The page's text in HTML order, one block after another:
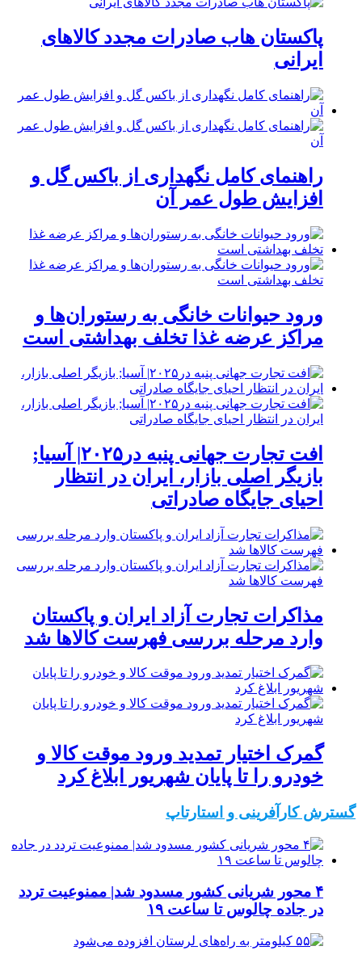
پاکستان هاب صادرات مجدد کالاهای
ایرانی
راهنمای کامل نگهداری از باکس گل و
افزایش طول عمر آن
ورود حیوانات خانگی به رستوران‌ها و
مراکز عرضه غذا تخلف بهداشتی است
افت تجارت جهانی پنبه در۲۰۲۵| آسیا;
بازیگر اصلی بازار، ایران در انتظار
احیای جایگاه صادراتی
مذاکرات تجارت آزاد ایران و پاکستان
وارد مرحله بررسی فهرست کالاها شد
گمرک اختیار تمدید ورود موقت کالا و
خودرو را تا پایان شهریور ابلاغ کرد
گسترش کارآفرینی و استارتاپ
۴ محور شریانی کشور مسدود شد| ممنوعیت تردد
در جاده چالوس تا ساعت ۱۹